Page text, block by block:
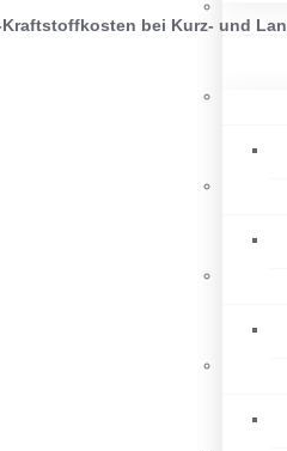
bei Kurz- und